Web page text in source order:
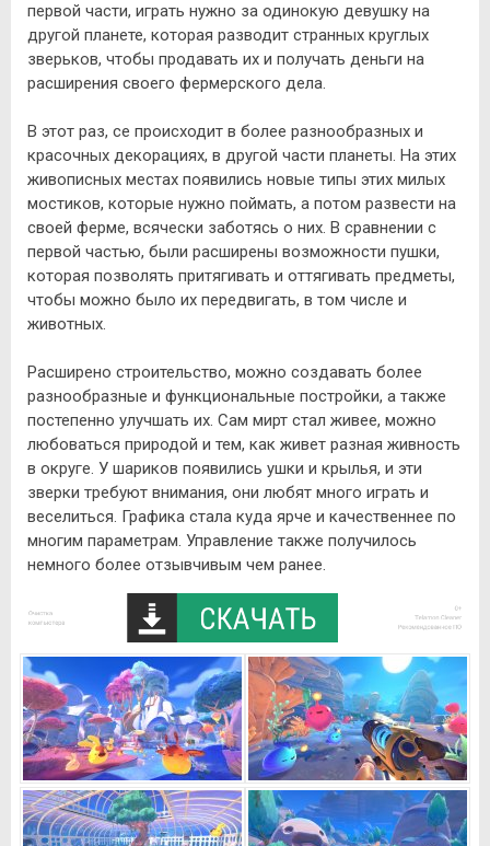
первой части, играть нужно за одинокую девушку на
другой планете, которая разводит странных круглых
зверьков, чтобы продавать их и получать деньги на
расширения своего фермерского дела.
В этот раз, се происходит в более разнообразных и
красочных декорациях, в другой части планеты. На этих
живописных местах появились новые типы этих милых
мостиков, которые нужно поймать, а потом развести на
своей ферме, всячески заботясь о них. В сравнении с
первой частью, были расширены возможности пушки,
которая позволять притягивать и оттягивать предметы,
чтобы можно было их передвигать, в том числе и
животных.
Расширено строительство, можно создавать более
разнообразные и функциональные постройки, а также
постепенно улучшать их. Сам мирт стал живее, можно
любоваться природой и тем, как живет разная живность
в округе. У шариков появились ушки и крылья, и эти
зверки требуют внимания, они любят много играть и
веселиться. Графика стала куда ярче и качественнее по
многим параметрам. Управление также получилось
немного более отзывчивым чем ранее.